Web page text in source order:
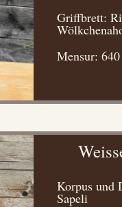
Griffbrett:
Mensur:
Korpus und
Sapeli